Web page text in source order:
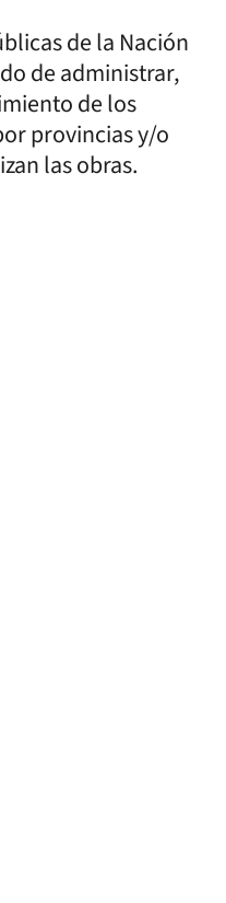
de la Nación
de administrar,
de los
provincias y/o
las obras.